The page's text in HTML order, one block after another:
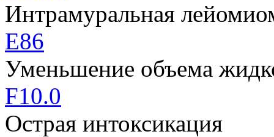
Интрамуральная
E86
Уменьшение объема
F10.0
Острая интоксикация